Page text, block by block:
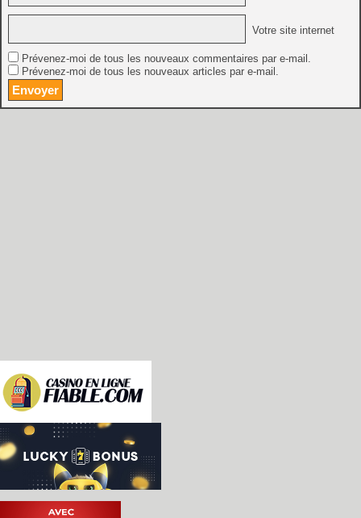
Votre site internet
Prévenez-moi de tous les nouveaux commentaires par e-mail.
Prévenez-moi de tous les nouveaux articles par e-mail.